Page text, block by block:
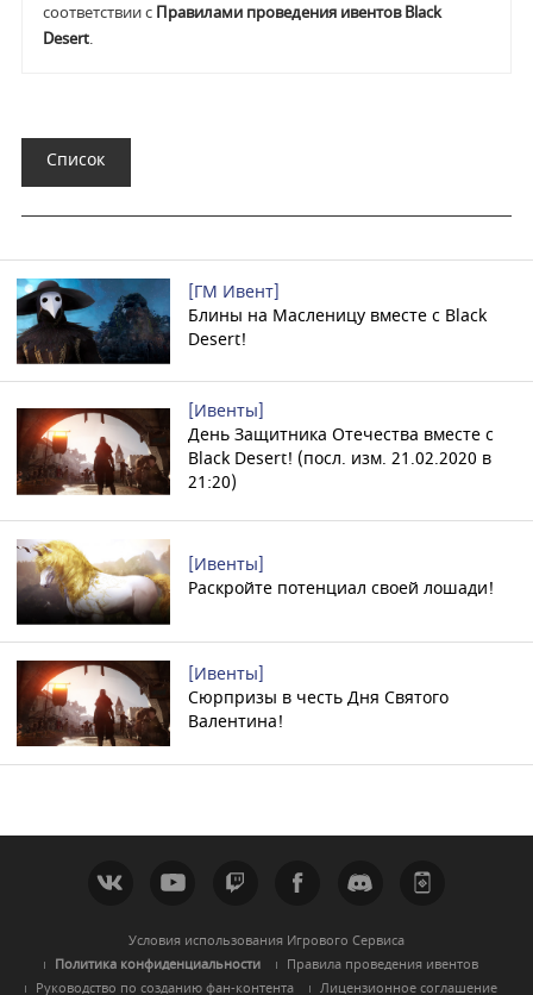
соответствии с Правилами проведения ивентов Black
Desert.
Список
[ГМ Ивент]
Блины на Масленицу вместе с Black
Desert!
[Ивенты]
День Защитника Отечества вместе с
Black Desert! (посл. изм. 21.02.2020 в
21:20)
[Ивенты]
Раскройте потенциал своей лошади!
[Ивенты]
Cюрпризы в честь Дня Святого
Валентина!
Условия использования Игрового Сервиса
Политика конфиденциальности
Правила проведения ивентов
Руководство по созданию фан-контента
Лицензионное соглашение